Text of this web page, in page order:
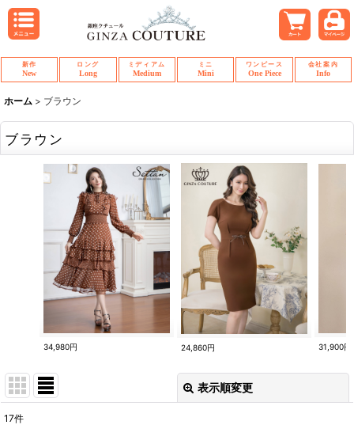
新作
New
ロング
Long
ミディアム
Medium
ミニ
Mini
ワンピース
One Piece
会社案内
Info
ホーム > ブラウン
ブラウン
34,980円 24,860円 31,900円
表示順変更
17件